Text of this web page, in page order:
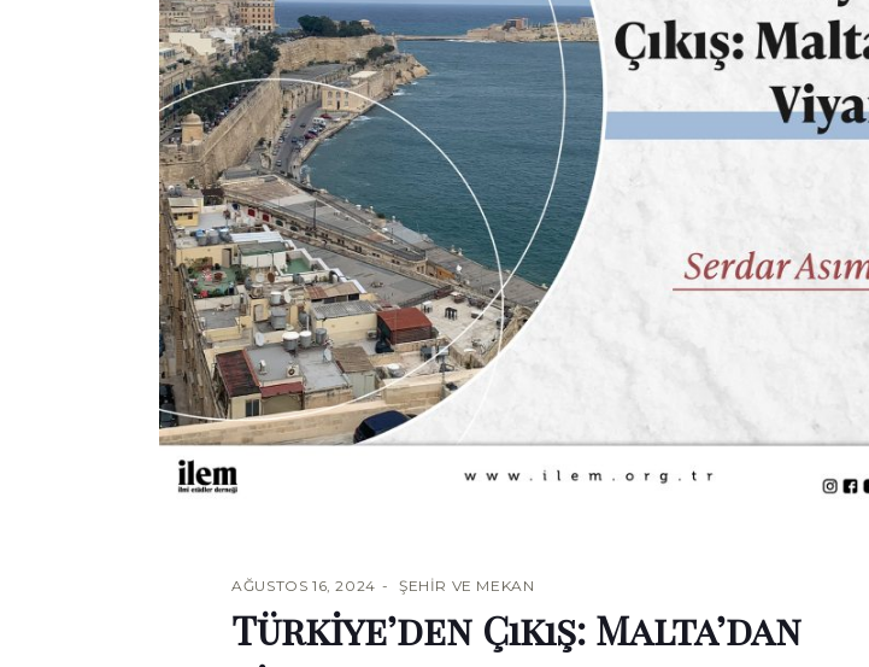
AĞUSTOS 16, 2024 ŞEHIR VE MEKAN
Türkiye’den Çıkış: Malta’dan